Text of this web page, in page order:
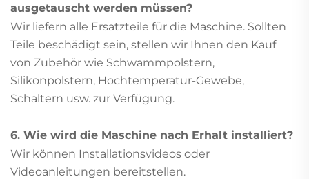
ausgetauscht werden müssen?
Wir liefern alle Ersatzteile für die Maschine. Sollten
Teile beschädigt sein, stellen wir Ihnen den Kauf
von Zubehör wie Schwammpolstern,
Silikonpolstern, Hochtemperatur-Gewebe,
Schaltern usw. zur Verfügung.
6. Wie wird die Maschine nach Erhalt installiert?
Wir können Installationsvideos oder
Videoanleitungen bereitstellen.